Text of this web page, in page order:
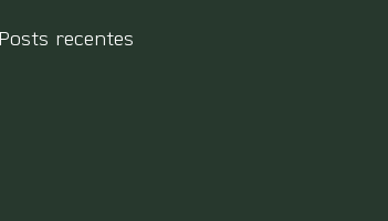
Posts recentes